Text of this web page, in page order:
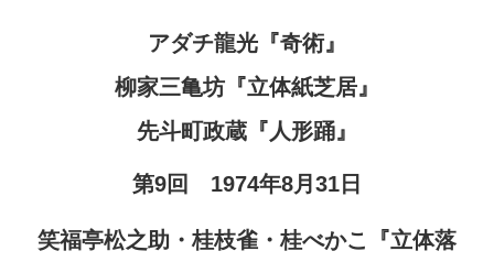
アダチ龍光『奇術』
柳家三亀坊『立体紙芝居』
先斗町政蔵『人形踊』
第9回 1974年8月31日
笑福亭松之助・桂枝雀・桂べかこ『立体落